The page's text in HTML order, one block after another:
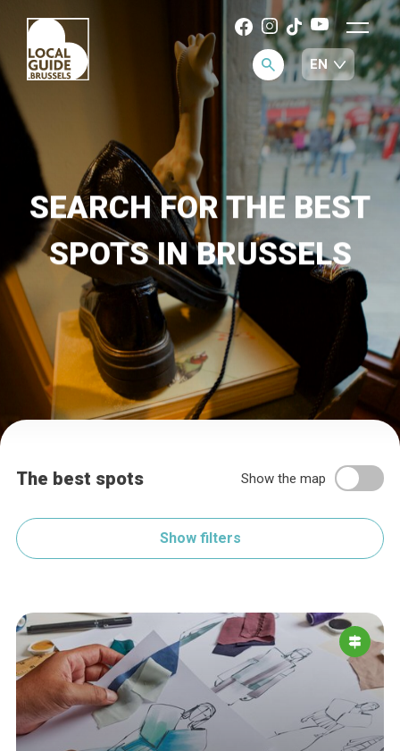
SEARCH FOR THE BEST
SPOTS IN BRUSSELS
The best spots Show the map
Show filters